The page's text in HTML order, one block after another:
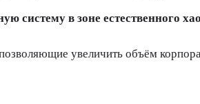
систему в зоне естественного
увеличить объём